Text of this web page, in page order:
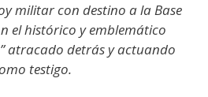
militar con destino a la Base
el histórico y emblemático
atracado detrás y actuando
testigo.